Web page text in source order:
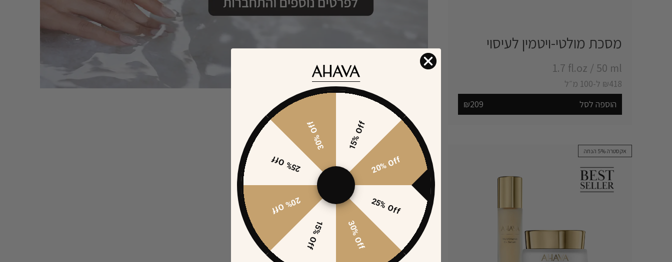
מסכת מולטי-ויטמין לעיסוי ‎
‎1.7 fl.oz / ‎50 ml
₪418 ל-100 מ״ל
הוספה לסל
₪209
אקסטרה 5% הנחה 15% Off
20% Off
25% Off
30% Off
15% Off
20% Off
25% Off
30% Off